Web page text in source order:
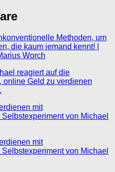
Methoden, um
die kaum jemand kennt! |
Worch
reagiert auf die
online Geld zu verdienen
mit
von Michael
mit
von Michael